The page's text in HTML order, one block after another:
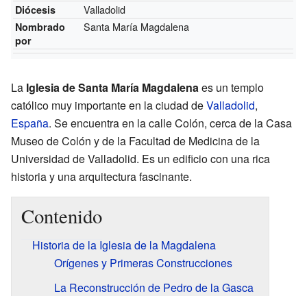
Diócesis Valladolid
Nombrado
por
Santa María Magdalena
La Iglesia de Santa María Magdalenaes un templo
católico muy importante en la ciudad deValladolid,
España. Se encuentra en la calle Colón, cerca de la Casa
Museo de Colón y de la Facultad de Medicina de la
Universidad de Valladolid. Es un edificio con una rica
historia y una arquitectura fascinante.
Contenido
Historia de la Iglesia de la Magdalena
Orígenes y Primeras Construcciones
La Reconstrucción de Pedro de la Gasca